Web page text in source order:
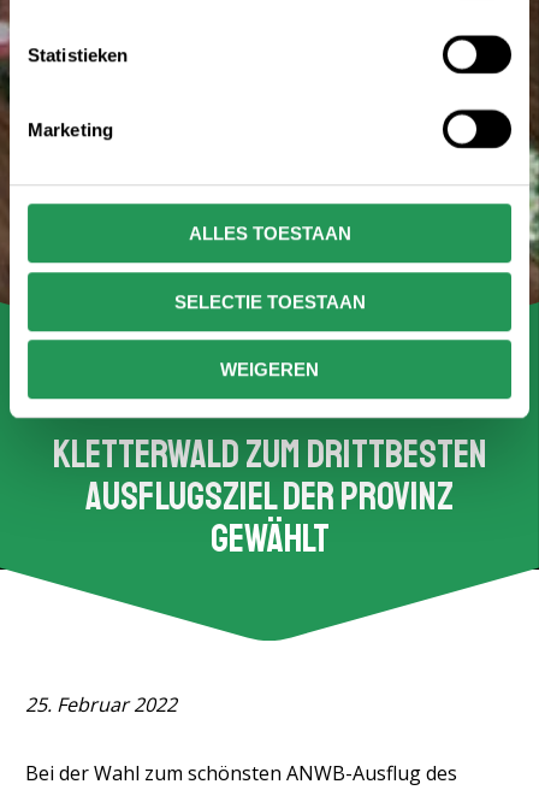
Statistieken
Marketing
ALLES TOESTAAN
SELECTIE TOESTAAN
WEIGEREN
Kletterwald zum drittbesten
Ausflugsziel der Provinz
gewählt
25. Februar 2022
Bei der Wahl zum schönsten ANWB-Ausflug des